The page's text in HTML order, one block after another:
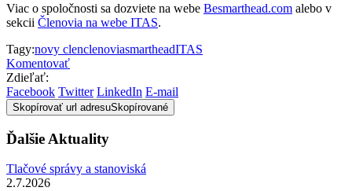
Viac o spoločnosti sa dozviete na webe Besmarthead.com alebo v
sekcii Členovia na webe ITAS.
Tagy:novy clenclenoviasmartheadITAS
Komentovať
Zdieľať:
Facebook Twitter LinkedIn E-mail
Skopírovať url adresuSkopírované
Ďalšie Aktuality
Tlačové správy a stanoviská
2.7.2026